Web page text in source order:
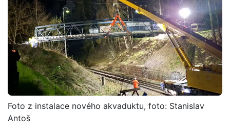
Foto z instalace nového akvaduktu, foto: Stanislav
Antoš